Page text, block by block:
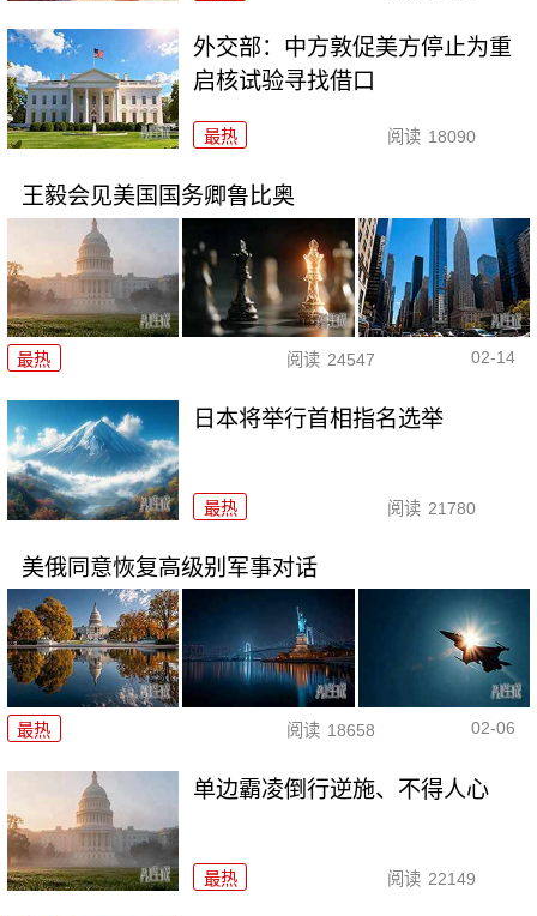
外交部：中方敦促美方停止为重
启核试验寻找借口
最热 阅读 18090
王毅会见美国国务卿鲁比奥
最热 阅读 24547 02-14
日本将举行首相指名选举
最热 阅读 21780
美俄同意恢复高级别军事对话
最热 阅读 18658 02-06
单边霸凌倒行逆施、不得人心
最热 阅读 22149